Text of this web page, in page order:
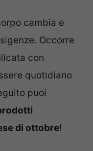
cambia e
Occorre
con
quotidiano
puoi
di ottobre!